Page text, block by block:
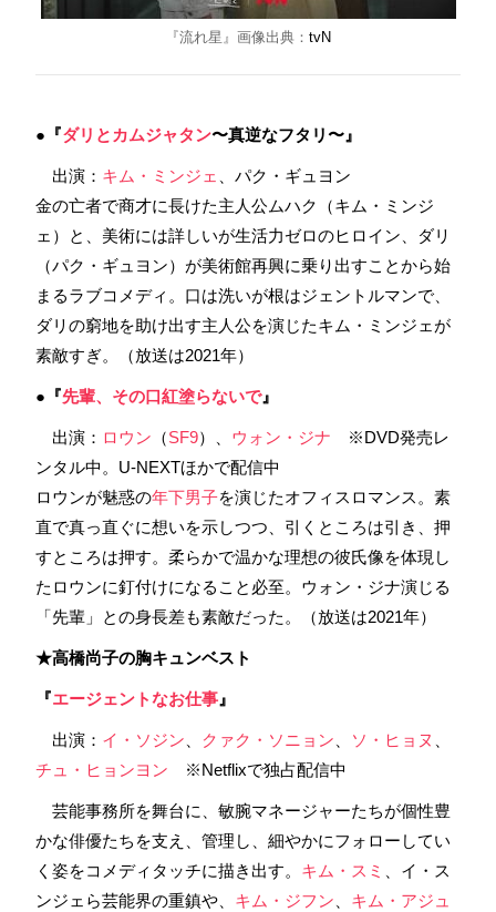
『流れ星』画像出典： tvN
●『ダリとカムジャタン〜真逆なフタリ〜』
出演： キム・ミンジェ
、パク・ギュヨン
金の亡者で商才に長けた主人公ムハク（キム・ミンジ
ェ）と、美術には詳しいが生活力ゼロのヒロイン、ダリ
（パク・ギュヨン）が美術館再興に乗り出すことから始
まるラブコメディ。口は洗いが根はジェントルマンで、
ダリの窮地を助け出す主人公を演じたキム・ミンジェが
素敵すぎ。（放送は2021年）
●『先輩、その口紅塗らないで』
出演： ロウン （SF9）、 ウォン・ジナ ※DVD発売レ
ンタル中。U-NEXTほかで配信中
ロウンが魅惑の年下男子を演じたオフィスロマンス。素
直で真っ直ぐに想いを示しつつ、引くところは引き、押
すところは押す。柔らかで温かな理想の彼氏像を体現し
たロウンに釘付けになること必至。ウォン・ジナ演じる
「先輩」との身長差も素敵だった。（放送は2021年）
★高橋尚子の胸キュンベスト
『エージェントなお仕事 』
出演： イ・ソジン クァク・ソニョン ソ・ヒョヌ
チュ・ヒョンヨン ※Netflixで独占配信中
芸能事務所を舞台に、敏腕マネージャーたちが個性豊
かな俳優たちを支え、管理し、細やかにフォローしてい
く姿をコメディタッチに描き出す。 キム・スミ
、イ・ス
ンジェら芸能界の重鎮や、 キム・ジフン
キム・アジュ